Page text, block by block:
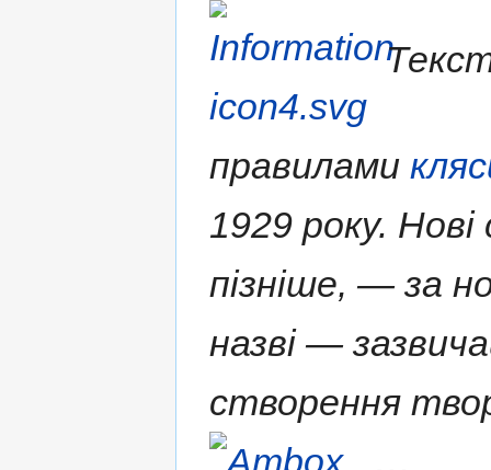
правилами
1929 року.
пізніше, — за
назві —
створення